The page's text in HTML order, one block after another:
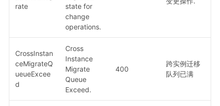
rate
state for
change
operations.
CrossInstan
ceMigrateQ
ueueExcee
d
Cross
Instance
Migrate
Queue
Exceed.
400
跨实例迁移
队列已满